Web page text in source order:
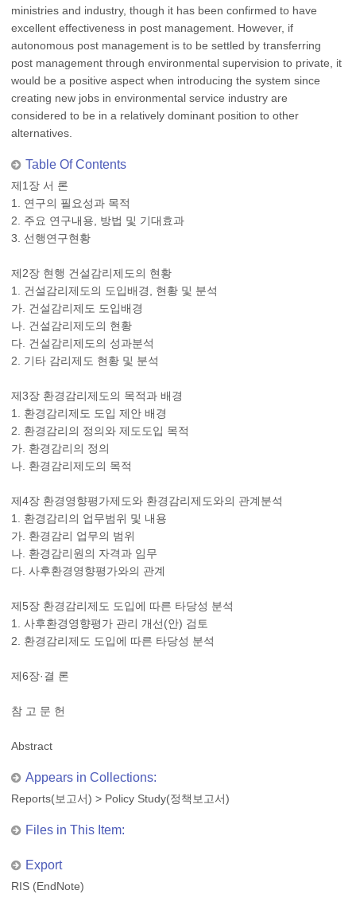
ministries and industry, though it has been confirmed to have
excellent effectiveness in post management. However, if
autonomous post management is to be settled by transferring
post management through environmental supervision to private, it
would be a positive aspect when introducing the system since
creating new jobs in environmental service industry are
considered to be in a relatively dominant position to other
alternatives.
Table Of Contents
제1장 서 론
1. 연구의 필요성과 목적
2. 주요 연구내용, 방법 및 기대효과
3. 선행연구현황
제2장 현행 건설감리제도의 현황
1. 건설감리제도의 도입배경, 현황 및 분석
가. 건설감리제도 도입배경
나. 건설감리제도의 현황
다. 건설감리제도의 성과분석
2. 기타 감리제도 현황 및 분석
제3장 환경감리제도의 목적과 배경
1. 환경감리제도 도입 제안 배경
2. 환경감리의 정의와 제도도입 목적
가. 환경감리의 정의
나. 환경감리제도의 목적
제4장 환경영향평가제도와 환경감리제도와의 관계분석
1. 환경감리의 업무범위 및 내용
가. 환경감리 업무의 범위
나. 환경감리원의 자격과 임무
다. 사후환경영향평가와의 관계
제5장 환경감리제도 도입에 따른 타당성 분석
1. 사후환경영향평가 관리 개선(안) 검토
2. 환경감리제도 도입에 따른 타당성 분석
제6장·결 론
참 고 문 헌
Abstract
Appears in Collections:
Reports(보고서) > Policy Study(정책보고서)
Files in This Item:
Export
RIS (EndNote)